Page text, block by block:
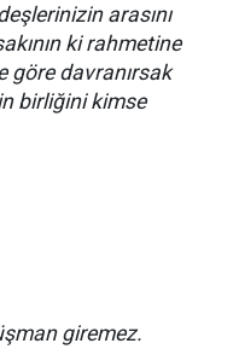
arasını
ki rahmetine
göre davranırsak
birliğini kimse
giremez.